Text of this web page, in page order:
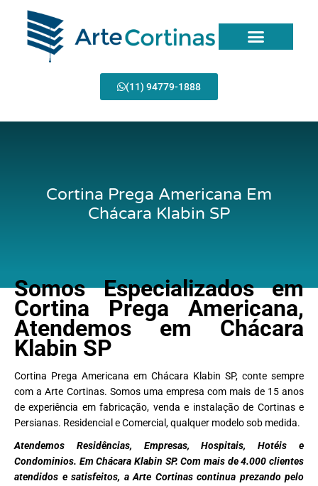
conteúdo
(11) 94779-1888
Cortina Prega Americana Em
Chácara Klabin SP
Somos Especializados em
Cortina Prega Americana,
Atendemos em Chácara
Klabin SP
Cortina Prega Americana em Chácara Klabin SP, conte sempre
com a Arte Cortinas. Somos uma empresa com mais de 15 anos
de experiência em fabricação, venda e instalação de Cortinas e
Persianas. Residencial e Comercial, qualquer modelo sob medida.
Atendemos Residências, Empresas, Hospitais, Hotéis e
Condominios. Em Chácara Klabin SP. Com mais de 4.000 clientes
atendidos e satisfeitos, a Arte Cortinas continua prezando pelo